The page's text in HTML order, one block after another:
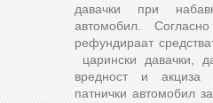
давачки при
автомобил.
рефундираат
царински давачки,
вредност и
патнички автомобил